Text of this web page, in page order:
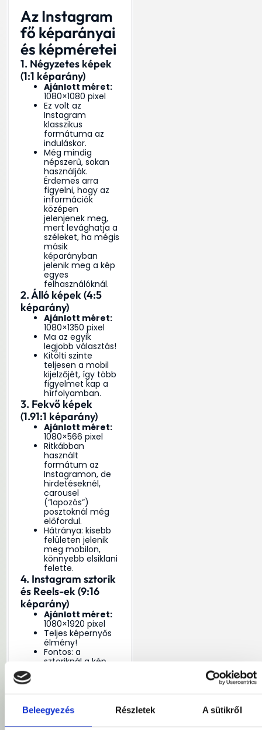
Beleegyezés Részletek A sütikről
Az Instagram
fő képarányai
és képméretei
1. Négyzetes képek
(1:1 képarány)
Ajánlott méret:
1080×1080 pixel
Ez volt az
Instagram
klasszikus
formátuma az
induláskor.
Még mindig
népszerű, sokan
használják.
Érdemes arra
figyelni, hogy az
információk
középen
jelenjenek meg,
mert levághatja a
széleket, ha mégis
másik
képarányban
jelenik meg a kép
egyes
felhasználóknál.
2. Álló képek (4:5
képarány)
Ajánlott méret:
1080×1350 pixel
Ma az egyik
legjobb választás!
Kitölti szinte
teljesen a mobil
kijelzőjét, így több
figyelmet kap a
hírfolyamban.
3. Fekvő képek
(1.91:1 képarány)
Ajánlott méret:
1080×566 pixel
Ritkábban
használt
formátum az
Instagramon, de
hirdetéseknél,
carousel
(“lapozós”)
posztoknál még
előfordul.
Hátránya: kisebb
felületen jelenik
meg mobilon,
könnyebb elsiklani
felette.
4. Instagram sztorik
és Reels-ek (9:16
képarány)
Ajánlott méret:
1080×1920 pixel
Teljes képernyős
élmény!
Fontos: a
sztoriknál a kép
szöveget vagy
fontos elemeket
tenni, mert ott